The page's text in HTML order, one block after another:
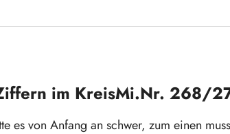
im KreisMi.Nr. 268/
es von Anfang an schwer, zum einen